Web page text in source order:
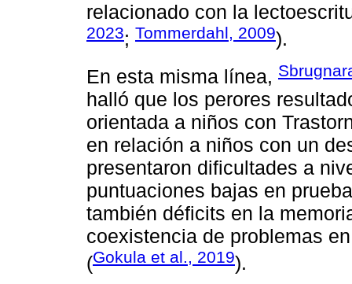
relacionado con la
2023; Tommerdahl, 2009).
En esta misma línea,
halló que los perores
orientada a niños con
en relación a niños con un
presentaron dificultades a
puntuaciones bajas en
también déficits en la
coexistencia de problemas
(Gokula et al., 2019).